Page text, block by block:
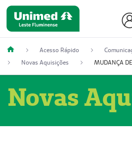
Acesso Rápido
Novas Aquisições
Novas